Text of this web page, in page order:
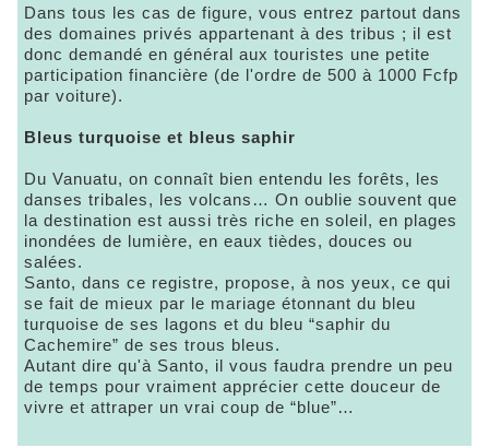
Dans tous les cas de figure, vous entrez partout dans
des domaines privés appartenant à des tribus ; il est
donc demandé en général aux touristes une petite
participation financière (de l'ordre de 500 à 1000 Fcfp
par voiture).
Bleus turquoise et bleus saphir
Du Vanuatu, on connaît bien entendu les forêts, les
danses tribales, les volcans… On oublie souvent que
la destination est aussi très riche en soleil, en plages
inondées de lumière, en eaux tièdes, douces ou
salées.
Santo, dans ce registre, propose, à nos yeux, ce qui
se fait de mieux par le mariage étonnant du bleu
turquoise de ses lagons et du bleu “saphir du
Cachemire” de ses trous bleus.
Autant dire qu'à Santo, il vous faudra prendre un peu
de temps pour vraiment apprécier cette douceur de
vivre et attraper un vrai coup de “blue”…